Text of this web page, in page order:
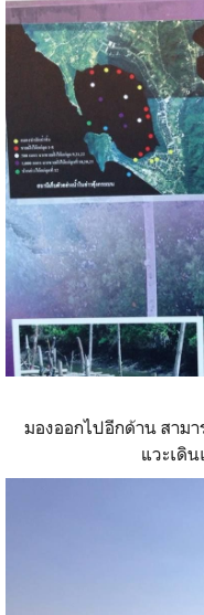
มองออกไปอีกด้าน สาม
แวะเดิ